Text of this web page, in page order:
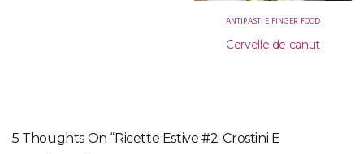
ANTIPASTI E FINGER FOOD
Cervelle de canut
5 Thoughts On “Ricette Estive #2: Crostini E